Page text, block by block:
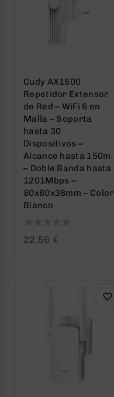
Cudy AX1500
Repetidor Extensor
de Red – WiFi 6 en
Malla – Soporta
hasta 30
Dispositivos –
Alcance hasta 150m
– Doble Banda hasta
1201Mbps –
80x60x38mm – Color
Blanco
0
22,56 €